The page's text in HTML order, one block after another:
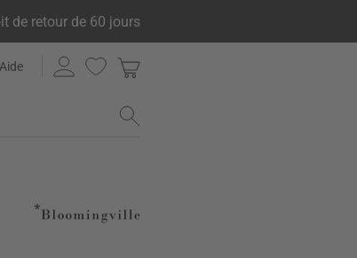
de retour de 60 jours
Aide